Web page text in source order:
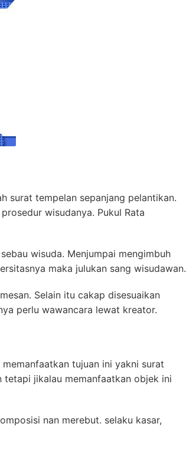
surat tempelan sepanjang pelantikan.
wisudanya. Pukul Rata
wisuda. Menjumpai mengimbuh
maka julukan sang wisudawan.
Selain itu cakap disesuaikan
perlu wawancara lewat kreator.
memanfaatkan tujuan ini yakni surat
jikalau memanfaatkan objek ini
nan merebut. selaku kasar,